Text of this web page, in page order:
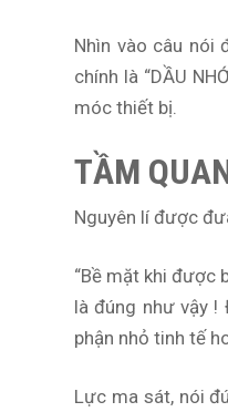
Nhìn vào câu nói
chính là “DẦU
móc thiết bị.
TẦM
Nguyên lí được
“Bề mặt khi được
là đúng như vậy
phận nhỏ tinh tế
Lực ma sát, nói